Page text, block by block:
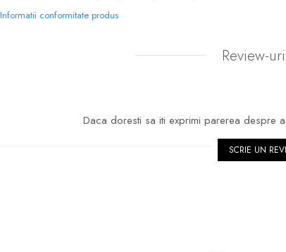
Informatii conformitate produs
Review-uri
Daca doresti sa iti exprimi parerea despre
SCRIE UN